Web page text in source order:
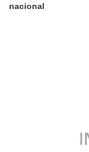
nacional